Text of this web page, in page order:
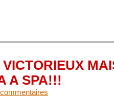
A SPA!!!